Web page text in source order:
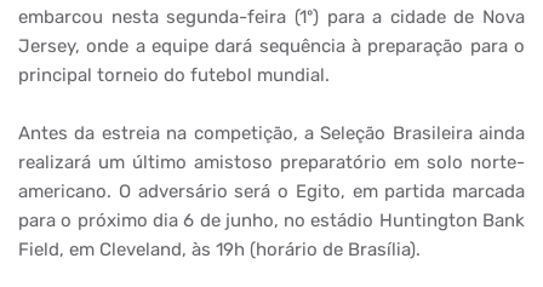
embarcou nesta segunda-feira (1º) para a cidade de Nova
Jersey, onde a equipe dará sequência à preparação para o
principal torneio do futebol mundial.
Antes da estreia na competição, a Seleção Brasileira ainda
realizará um último amistoso preparatório em solo norte-
americano. O adversário será o Egito, em partida marcada
para o próximo dia 6 de junho, no estádio Huntington Bank
Field, em Cleveland, às 19h (horário de Brasília).